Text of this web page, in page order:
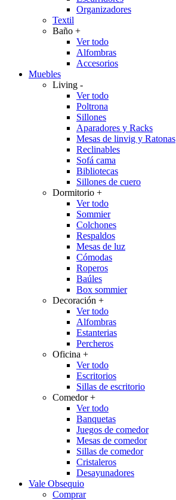
Organizadores
Textil
Baño +
Ver todo
Alfombras
Accesorios
Muebles
Living -
Ver todo
Poltrona
Sillones
Aparadores y Racks
Mesas de linvig y Ratonas
Reclinables
Sofá cama
Bibliotecas
Sillones de cuero
Dormitorio +
Ver todo
Sommier
Colchones
Respaldos
Mesas de luz
Cómodas
Roperos
Baúles
Box sommier
Decoración +
Ver todo
Alfombras
Estanterias
Percheros
Oficina +
Ver todo
Escritorios
Sillas de escritorio
Comedor+
Ver todo
Banquetas
Juegos de comedor
Mesas de comedor
Sillas de comedor
Cristaleros
Desayunadores
Vale Obsequio
Comprar